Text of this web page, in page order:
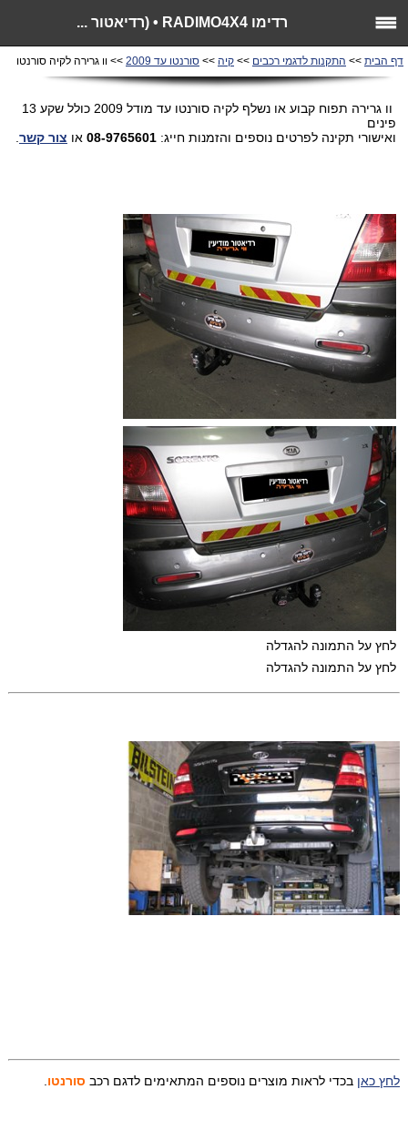
רדימו RADIMO4X4 • (רדיאטור ...
דף הבית >> התקנות לדגמי רכבים >> קיה >> סורנטו עד 2009 >> וו גרירה לקיה סורנטו
וו גרירה תפוח קבוע או נשלף לקיה סורנטו עד מודל 2009 כולל שקע 13
פינים
ואישורי תקינה לפרטים נוספים והזמנות חייג: 08-9765601 או צור קשר
לחץ על התמונה להגדלה
לחץ על התמונה להגדלה
לחץ כאן בכדי לראות מוצרים נוספים המתאימים לדגם רכב סורנטו